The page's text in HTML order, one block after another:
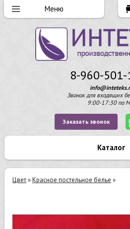
8-960-
Звонок для входящих
9:00-17:30 по
Заказать звонок
Каталог
Цвет»Красное постельное белье »